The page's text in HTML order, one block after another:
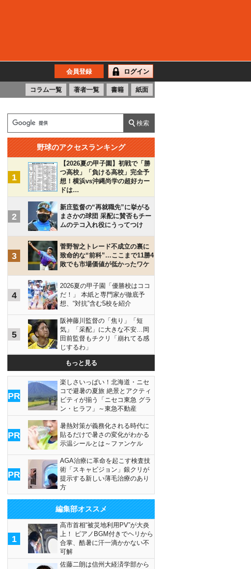
会員登録 ログイン
コラム一覧 著者一覧 書籍 紙面
野球のアクセスランキング
1
【2026夏の甲子園】初戦で「勝
つ高校」「負ける高校」完全予
想！横浜vs沖縄尚学の超好カー
ドは…
2
新庄監督の“再就職先”に挙がる
まさかの球団 采配に賛否もチー
ムのテコ入れ役にうってつけ
3
菅野智之トレード不成立の裏に
致命的な“前科”…ここまで11勝4
敗でも市場価値が低かったワケ
4
2026夏の甲子園「優勝校はココ
だ！」 本紙と専門家が徹底予
想、“対抗”含む5校を紹介
5
阪神藤川監督の「焦り」「短
気」「采配」に大きな不安…岡
田前監督もチクリ「崩れてる感
じするわ」
もっと見る
PR
楽しさいっぱい！北海道・ニセ
コで避暑の夏旅 絶景とアクティ
ビティが揃う「ニセコ東急 グラ
ン・ヒラフ」～東急不動産
PR
暑熱対策が義務化される時代に
貼るだけで暑さの変化がわかる
示温シールとは～ファンケル
PR
AGA治療に革命を起こす検査技
術「スキャビジョン」銀クリが
提示する新しい薄毛治療のあり
方
編集部オススメ
1
高市首相“被災地利用PV”が大炎
上！ ピアノBGM付きでヘリから
合掌、酷暑に汗一滴かかない不
可解
佐藤二朗は信州大経済学部から